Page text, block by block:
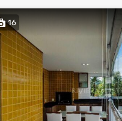
16